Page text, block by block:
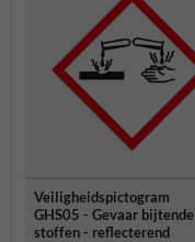
Veiligheidspictogram
GHS05 - Gevaar bijtende
stoffen - reflecterend